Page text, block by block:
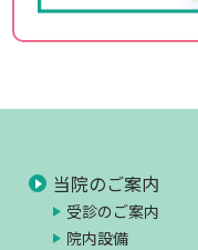
当院のご案内
受診のご案内
院内設備